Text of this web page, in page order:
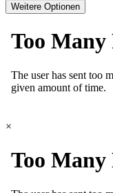
Weitere Optionen
×